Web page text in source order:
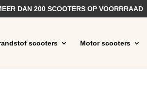
DAN 200 SCOOTERS OP VOORRRAAD
scooters Motor scooters